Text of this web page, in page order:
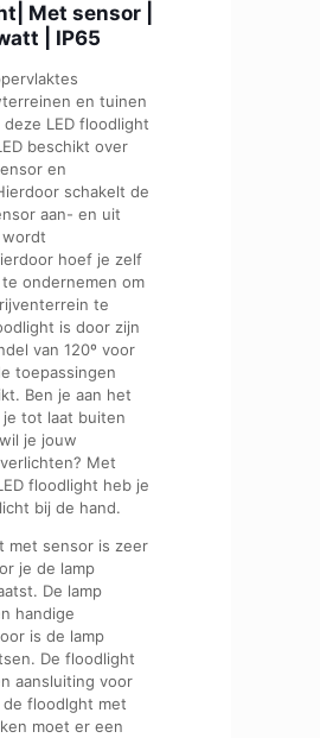
Met sensor |
| IP65
en tuinen
LED floodlight
beschikt over
en
schakelt de
aan- en uit
hoef je zelf
ondernemen om
te
is door zijn
van 120º voor
toepassingen
Ben je aan het
tot laat buiten
je jouw
Met
floodlight heb je
bij de hand.
met sensor is zeer
je de lamp
De lamp
handige
is de lamp
De floodlight
aansluiting voor
floodlght met
moet er een